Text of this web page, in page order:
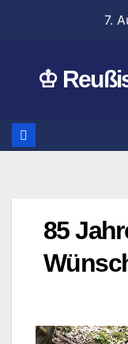
7.
♔
85